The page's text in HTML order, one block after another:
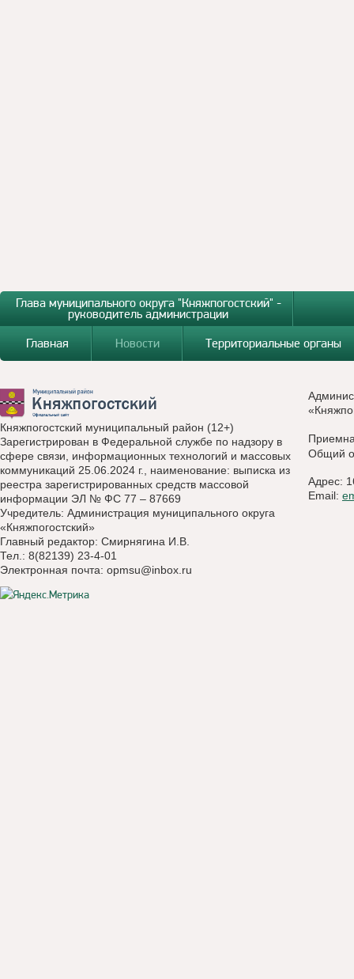
Глава муниципального округа "Княжпогостский" -
руководитель администрации
Главная
Новости Территориальные органы
Княжпогостский муниципальный район (12+)
Зарегистрирован в Федеральной службе по надзору в
сфере связи, информационных технологий и массовых
коммуникаций 25.06.2024 г., наименование: выписка из
реестра зарегистрированных средств массовой
информации ЭЛ № ФС 77 – 87669
Учредитель: Администрация муниципального округа
«Княжпогостский»
Главный редактор: Смирнягина И.В.
Тел.: 8(82139) 23-4-01
Электронная почта: opmsu@inbox.ru
Общий
Адрес:
Email: